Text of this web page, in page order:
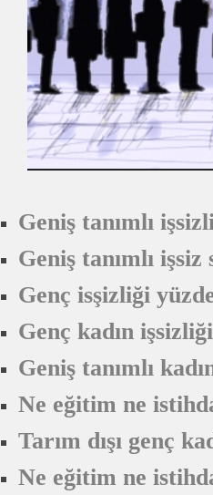
Geniş tanımlı
Geniş tanımlı
Genç isşizliği
Genç kadın
Geniş tanımlı
Ne eğitim ne
Tarım dışı genç
Ne eğitim ne